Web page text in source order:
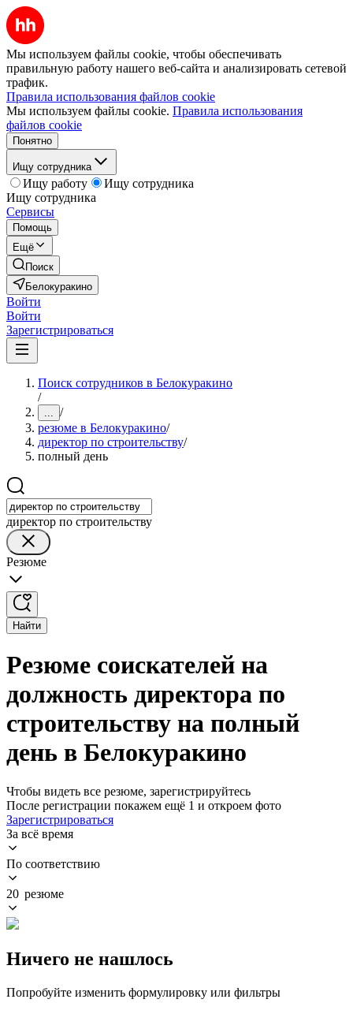
Мы используем файлы cookie, чтобы обеспечивать
правильную работу нашего веб-сайта и анализировать сетевой
трафик.
Правила использования файлов cookie
Мы используем файлы cookie. Правила использования
файлов cookie
Понятно
Ищу сотрудника
Ищу работу
Ищу сотрудника
Ищу сотрудника
Сервисы
Помощь
Ещё
Поиск
Белокуракино
Войти
Войти
Зарегистрироваться
Поиск сотрудников в Белокуракино
/
... /
резюме в Белокуракино/
директор по строительству/
полный день
директор по строительству
Резюме
Найти
Резюме соискателей на
должность директора по
строительству на полный
день в Белокуракино
Чтобы видеть все резюме, зарегистрируйтесь
После регистрации покажем ещё 1 и откроем фото
Зарегистрироваться
За всё время
По соответствию
20 резюме
Ничего не нашлось
Попробуйте изменить формулировку или фильтры